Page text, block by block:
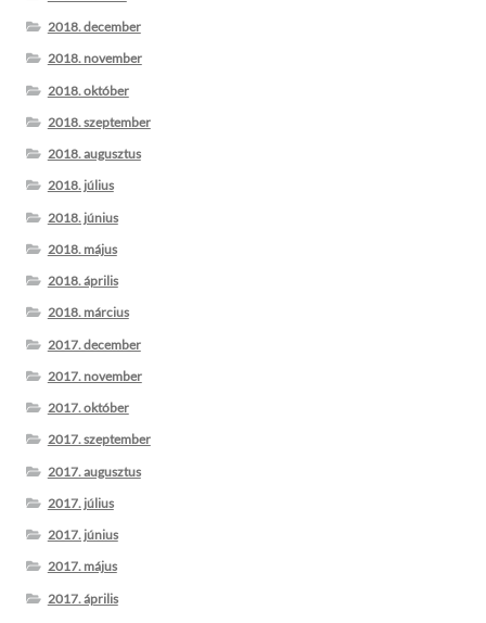
2018. december
2018. november
2018. október
2018. szeptember
2018. augusztus
2018. július
2018. június
2018. május
2018. április
2018. március
2017. december
2017. november
2017. október
2017. szeptember
2017. augusztus
2017. július
2017. június
2017. május
2017. április